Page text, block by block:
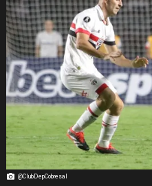
@ClubDepCobresal